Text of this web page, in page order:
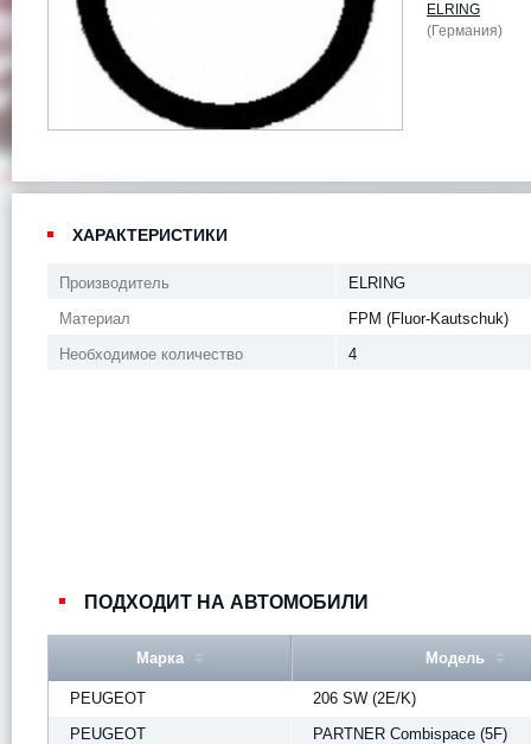
ELRING
(Германия)
ХАРАКТЕРИСТИКИ
Производитель
ELRING
Материал
FPM (Fluor-Kautschuk)
Необходимое количество
4
ПОДХОДИТ НА АВТОМОБИЛИ
Марка Модель
PEUGEOT
206 SW (2E/K)
PEUGEOT
PARTNER Combispace (5F)